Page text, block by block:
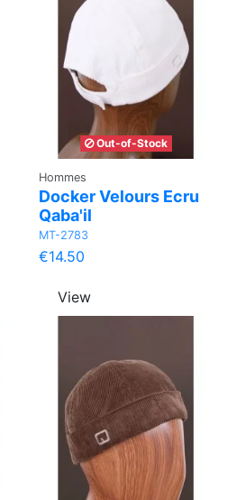
Out-of-Stock
Hommes
Docker Velours Ecru
Qaba'il
MT-2783
€14.50
View